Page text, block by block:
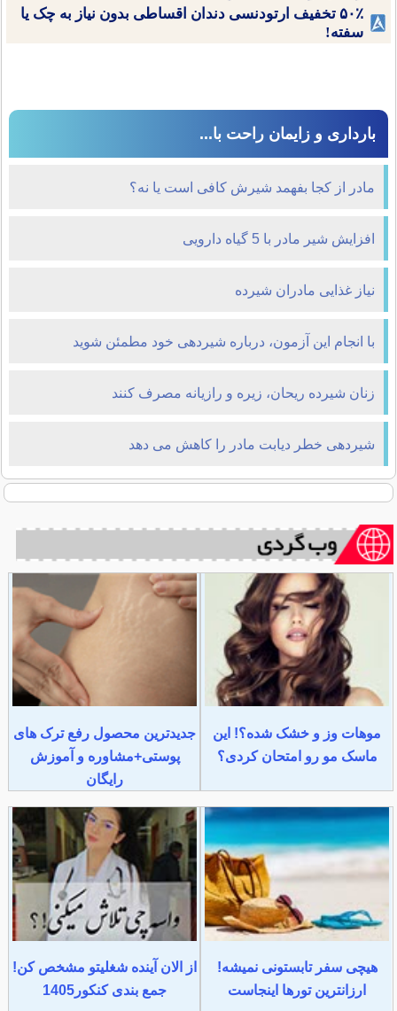
۵۰٪ تخفیف ارتودنسی دندان اقساطی بدون نیاز به چک یا
سفته!
بارداری و زایمان راحت با...
مادر از کجا بفهمد شیرش کافی است یا نه؟
افزایش شیر مادر با 5 گیاه دارویی
نیاز غذایی مادران شیرده
با انجام این آزمون، درباره شیردهی خود مطمئن شوید
زنان شیرده ریحان، زیره و رازیانه مصرف کنند
شیردهی خطر دیابت مادر را کاهش می دهد
موهات وز و خشک شده؟! این
ماسک مو رو امتحان کردی؟
جدیدترین محصول رفع ترک های
پوستی+مشاوره و آموزش
رایگان
هیچی سفر تابستونی نمیشه!
ارزانترین تورها اینجاست
از الان آینده شغلیتو مشخص کن!
جمع بندی کنکور1405